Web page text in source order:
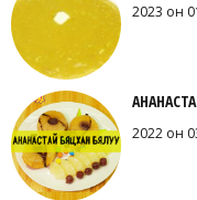
2023 он
2022 он